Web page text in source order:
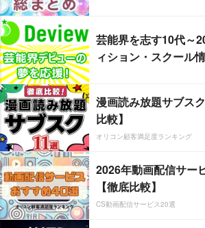
芸能界を志す10代
ィション・スクール
漫画読み放題サブス
比較】
オリコン顧客満足度ランキング
2026年動画配信サー
【徹底比較】
CS動画配信サービス20選